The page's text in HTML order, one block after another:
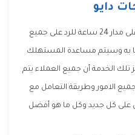
دايو
أستمتع بأفضل خدمة عملاء تعمل على مدار 24 ساعة للرد على جميع
به وسيتم مساعدة المستهلك
الخدمة أن جميع العملاء يتم
الامور وطريقة التعامل مع
كل جديد وكل ما هو أفضل